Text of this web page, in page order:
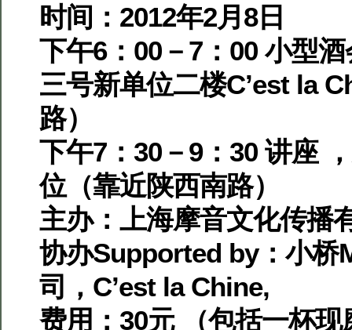
时间：2012年2月8日
下午6：00－7：00 小型
三号新单位二楼C’est la
路）
下午7：30－9：30 讲座
位（靠近陕西南路）
主办：上海摩音文化传播
协办Supported by：小桥
司，C’est la Chine,
费用：30元 （包括一杯